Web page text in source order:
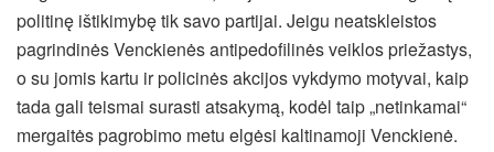
politinę ištikimybę tik savo partijai. Jeigu neatskleistos
pagrindinės Venckienės antipedofilinės veiklos priežastys,
o su jomis kartu ir policinės akcijos vykdymo motyvai, kaip
tada gali teismai surasti atsakymą, kodėl taip „netinkamai“
mergaitės pagrobimo metu elgėsi kaltinamoji Venckienė.